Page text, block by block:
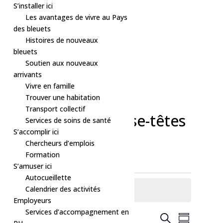
Échange de casse-têtes
Évènements
NoticeAucun résultat trouvé.
Recherche
Recherche
À venir
S’installer ici
Les avantages de vivre au Pays
des bleuets
Histoires de nouveaux
bleuets
Soutien aux nouveaux
arrivants
Vivre en famille
Trouver une habitation
Transport collectif
Services de soins de santé
S’accomplir ici
Chercheurs d’emplois
Formation
S’amuser ici
Autocueillette
Calendrier des activités
Employeurs
Services d’accompagnement en